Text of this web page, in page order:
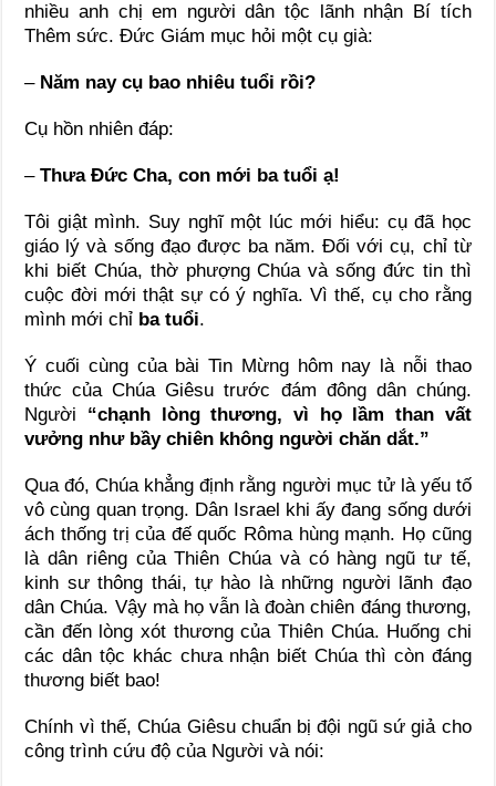
nhiều anh chị em người dân tộc lãnh nhận Bí tích
Thêm sức. Đức Giám mục hỏi một cụ già:
– Năm nay cụ bao nhiêu tuổi rồi?
Cụ hồn nhiên đáp:
–Thưa Đức Cha, con mới ba tuổi ạ!
Tôi giật mình. Suy nghĩ một lúc mới hiểu: cụ đã học
giáo lý và sống đạo được ba năm. Đối với cụ, chỉ từ
khi biết Chúa, thờ phượng Chúa và sống đức tin thì
cuộc đời mới thật sự có ý nghĩa. Vì thế, cụ cho rằng
mình mới chỉ ba tuổi.
Ý cuối cùng của bài Tin Mừng hôm nay là nỗi thao
thức của Chúa Giêsu trước đám đông dân chúng.
Người “chạnh lòng thương, vì họ lầm than vất
vưởng như bầy chiên không người chăn dắt.”
Qua đó, Chúa khẳng định rằng người mục tử là yếu tố
vô cùng quan trọng. Dân Israel khi ấy đang sống dưới
ách thống trị của đế quốc Rôma hùng mạnh. Họ cũng
là dân riêng của Thiên Chúa và có hàng ngũ tư tế,
kinh sư thông thái, tự hào là những người lãnh đạo
dân Chúa. Vậy mà họ vẫn là đoàn chiên đáng thương,
cần đến lòng xót thương của Thiên Chúa. Huống chi
các dân tộc khác chưa nhận biết Chúa thì còn đáng
thương biết bao!
Chính vì thế, Chúa Giêsu chuẩn bị đội ngũ sứ giả cho
công trình cứu độ của Người và nói: